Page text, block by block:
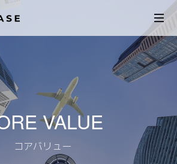
VALUE
コアバリュー